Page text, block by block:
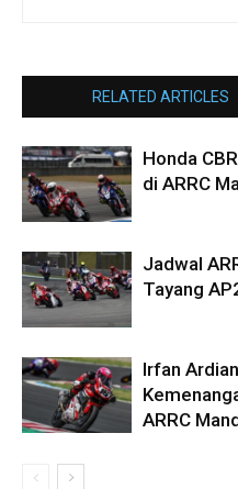
RELATED ARTICLES
Honda
di ARRC
Jadwal
Tayang
Irfan
ARRC